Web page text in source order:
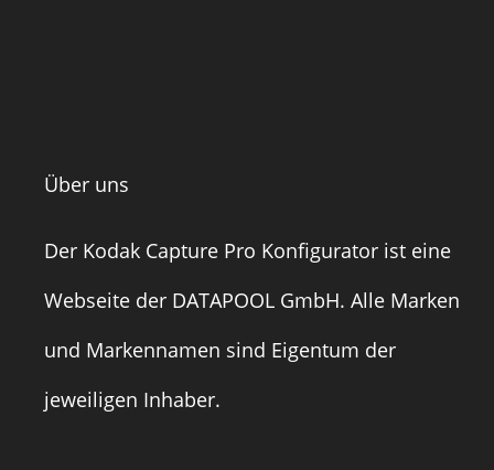
Über uns
Der Kodak Capture Pro Konfigurator ist eine
Webseite der DATAPOOL GmbH. Alle Marken
und Markennamen sind Eigentum der
jeweiligen Inhaber.